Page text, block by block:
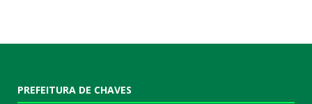
PREFEITURA DE CHAVES